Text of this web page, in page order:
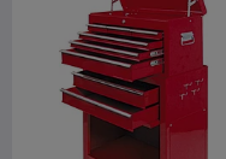
Все ящики
центральным
запорами.